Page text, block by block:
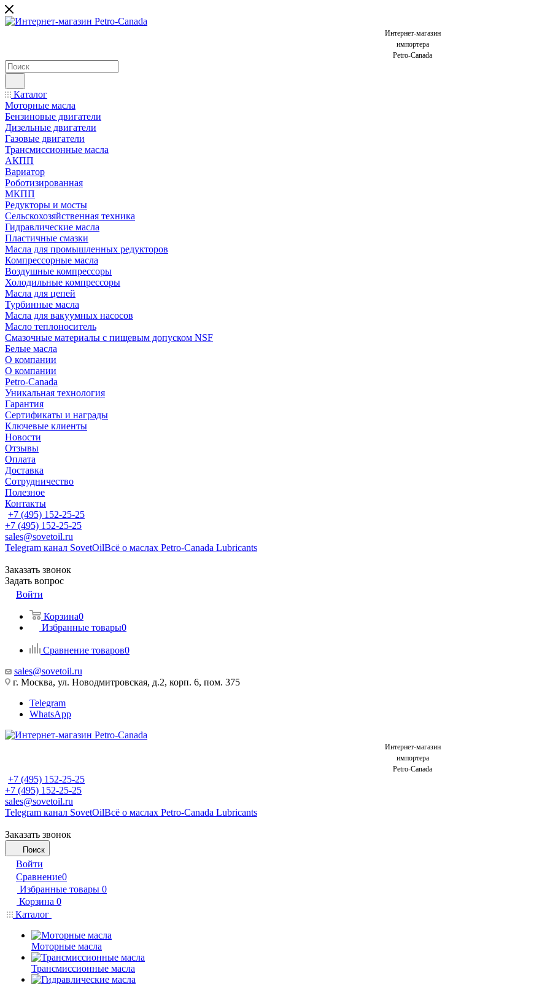
Интернет-магазин
импортера
Petro-Canada
Каталог
Моторные масла
Бензиновые двигатели
Дизельные двигатели
Газовые двигатели
Трансмиссионные масла
АКПП
Вариатор
Роботизированная
МКПП
Редукторы и мосты
Сельскохозяйственная техника
Гидравлические масла
Пластичные смазки
Масла для промышленных редукторов
Компрессорные масла
Воздушные компрессоры
Холодильные компрессоры
Масла для цепей
Турбинные масла
Масла для вакуумных насосов
Масло теплоноситель
Смазочные материалы с пищевым допуском NSF
Белые масла
О компании
О компании
Petro-Сanada
Уникальная технология
Гарантия
Сертификаты и награды
Ключевые клиенты
Новости
Отзывы
Оплата
Доставка
Сотрудничество
Полезное
Контакты
+7 (495) 152-25-25
+7 (495) 152-25-25
sales@sovetoil.ru
Telegram канал SovetOilВсё о маслах Petro-Canada Lubricants
Заказать звонок
Задать вопрос
Войти
Корзина0
Избранные товары0
Сравнение товаров0
sales@sovetoil.ru
г. Москва, ул. Новодмитровская, д.2, корп. 6, пом. 375
Telegram
WhatsApp
Интернет-магазин
импортера
Petro-Canada
+7 (495) 152-25-25
+7 (495) 152-25-25
sales@sovetoil.ru
Telegram канал SovetOilВсё о маслах Petro-Canada Lubricants
Заказать звонок
Поиск
Войти
Сравнение0
Избранные товары 0
Корзина 0
Каталог
Моторные масла
Трансмиссионные масла